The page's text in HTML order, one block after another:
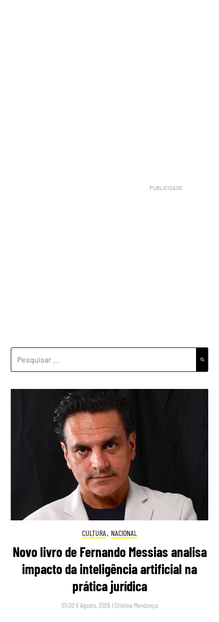
POR:
CULTURA , NACIONAL
Novo livro de Fernando Messias analisa
impacto da inteligência artificial na
prática jurídica
07:30 6 Agosto, 2026 | Cristina Mendonça